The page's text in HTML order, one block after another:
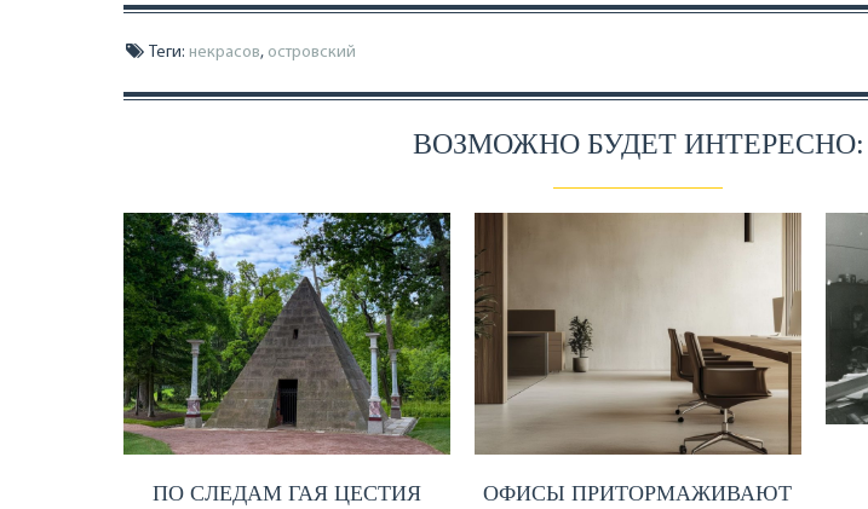
Теги: некрасов, островский
ВОЗМОЖНО БУДЕТ ИНТЕРЕСНО:
ПО СЛЕДАМ ГАЯ ЦЕСТИЯ ОФИСЫ ПРИТОРМАЖИВАЮТ